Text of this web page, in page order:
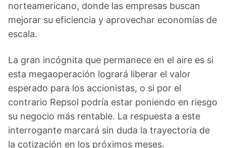
norteamericano, donde las empresas buscan
mejorar su eficiencia y aprovechar economías de
escala.
La gran incógnita que permanece en el aire es si
esta megaoperación logrará liberar el valor
esperado para los accionistas, o si por el
contrario Repsol podría estar poniendo en riesgo
su negocio más rentable. La respuesta a este
interrogante marcará sin duda la trayectoria de
la cotización en los próximos meses.